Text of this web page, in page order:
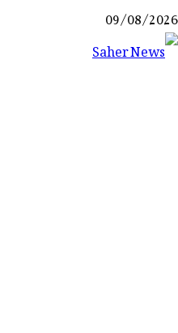
Skip
to
09/08/2026